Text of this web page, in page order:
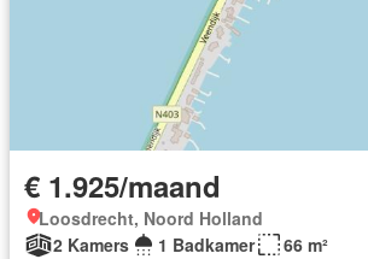
€ 1.925/maand
Loosdrecht, Noord Holland
2 Kamers
1 Badkamer 66 m²